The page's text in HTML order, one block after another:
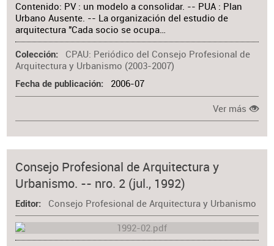
Contenido: PV : un modelo a consolidar. -- PUA : Plan
Urbano Ausente. -- La organización del estudio de
arquitectura "Cada socio se ocupa…
Colección
CPAU: Periódico del Consejo Profesional de
Arquitectura y Urbanismo (2003-2007)
Fecha de publicación 2006-07
Ver más
Consejo Profesional de Arquitectura y
Urbanismo. -- nro. 2 (jul., 1992)
Editor Consejo Profesional de Arquitectura y Urbanismo